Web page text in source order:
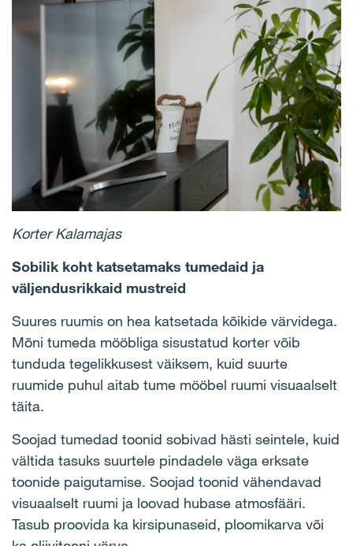
Korter Kalamajas
Sobilik koht katsetamaks tumedaid ja
väljendusrikkaid mustreid
Suures ruumis on hea katsetada kõikide värvidega.
Mõni tumeda mööbliga sisustatud korter võib
tunduda tegelikkusest väiksem, kuid suurte
ruumide puhul aitab tume mööbel ruumi visuaalselt
täita.
Soojad tumedad toonid sobivad hästi seintele, kuid
vältida tasuks suurtele pindadele väga erksate
toonide paigutamise. Soojad toonid vähendavad
visuaalselt ruumi ja loovad hubase atmosfääri.
Tasub proovida ka kirsipunaseid, ploomikarva või